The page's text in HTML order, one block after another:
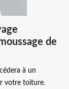
de
à un
votre toiture.